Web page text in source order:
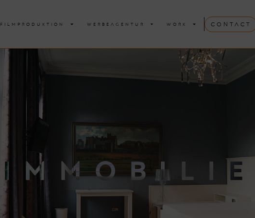
FILMPRODUKTION WERBEAGENTUR WORK Contact